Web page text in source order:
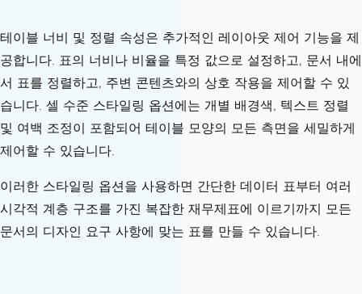
BorderValue
= BorderValues Dotted
,
};
// Apply different borders to differen
t parts of the table
mproves readability
styledTable
Borders new
TableBorders
TopBorder
= headerBorder ,
BottomBorder
headerBorder,
테이블 너비 및 정렬 속성은 추가적인 레이아웃 제어 기능을 제
공합니다. 표의 너비나 비율을 특정 값으로 설정하고, 문서 내에
서 표를 정렬하고, 주변 콘텐츠와의 상호 작용을 제어할 수 있
습니다. 셀 수준 스타일링 옵션에는 개별 배경색, 텍스트 정렬
및 여백 조정이 포함되어 테이블 모양의 모든 측면을 세밀하게
제어할 수 있습니다.
이러한 스타일링 옵션을 사용하면 간단한 데이터 표부터 여러
시각적 계층 구조를 가진 복잡한 재무제표에 이르기까지 모든
문서의 디자인 요구 사항에 맞는 표를 만들 수 있습니다.